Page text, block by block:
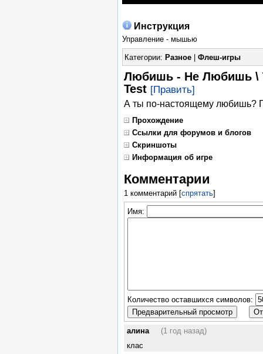
Инструкция
Управление - мышью
Категории: Разное| Флеш-игры
Любишь - Не Любишь \
Test [Править]
А ты по-настоящему любишь?
Прохождение
Ссылки для форумов и блогов
Скриншоты
Информация об игре
Комментарии
1 комментарий[спрятать]
Имя:
Количество оставшихся символов:
алина
(1 год назад)
клас